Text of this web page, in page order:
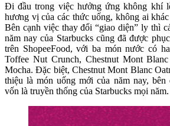
Đi đầu trong việc hưởng ứng không khí
hương vị của các thức uống, không ai
Bên cạnh việc thay đổi “giao diện” ly thì
năm nay của Starbucks cũng đã được
trên ShopeeFood, với ba món nước có
Toffee Nut Crunch, Chestnut Mont
Mocha. Đặc biệt, Chestnut Mont Blanc
thiệu là món uống mới của năm nay, bên
vốn là truyền thống của Starbucks mọi năm.